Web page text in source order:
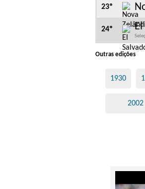
23º
24º
Outras edições
1930
2002